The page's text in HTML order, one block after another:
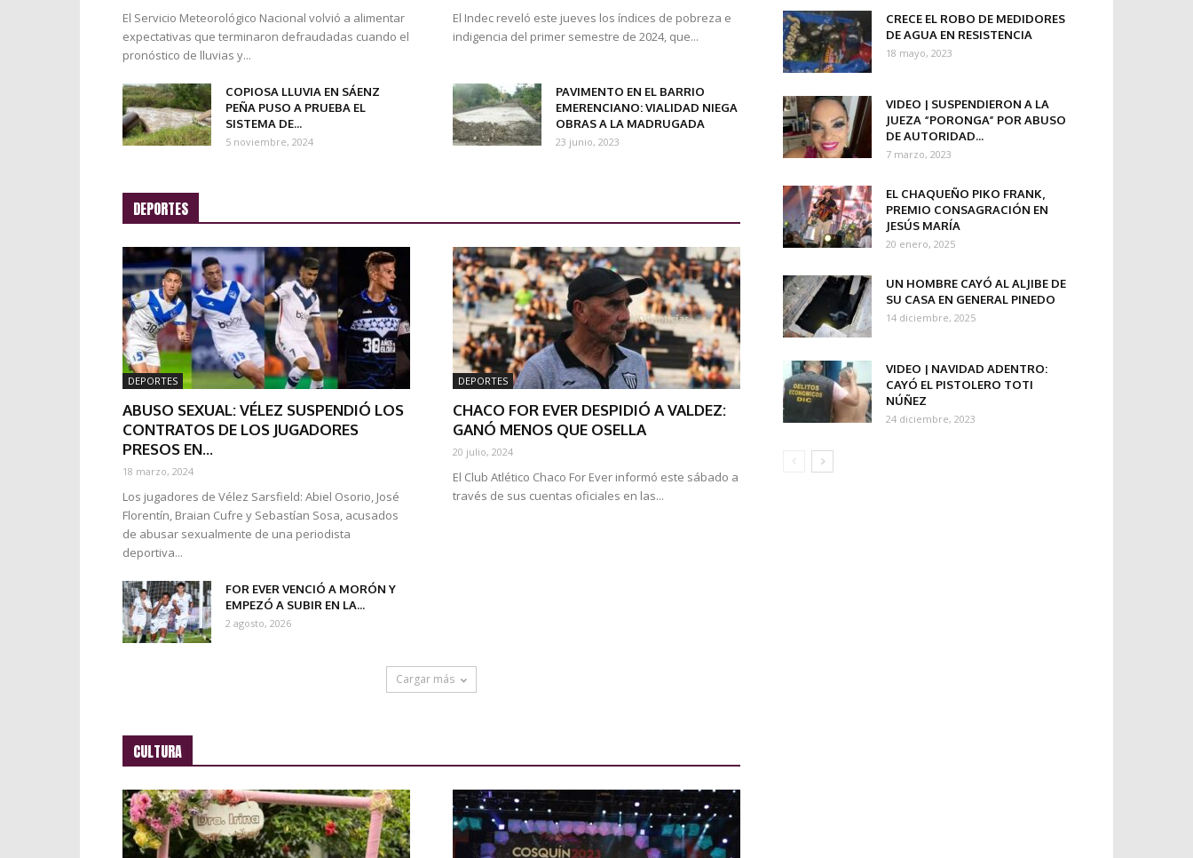
El Servicio Meteorológico Nacional volvió a alimentar
expectativas que terminaron defraudadas cuando el
pronóstico de lluvias y...
El Indec reveló este jueves los índices de pobreza e
indigencia del primer semestre de 2024, que...
COPIOSA LLUVIA EN SÁENZ
PEÑA PUSO A PRUEBA EL
SISTEMA DE...
5 noviembre, 2024
PAVIMENTO EN EL BARRIO
EMERENCIANO: VIALIDAD NIEGA
OBRAS A LA MADRUGADA
23 junio, 2023
DEPORTES
DEPORTES
ABUSO SEXUAL: VÉLEZ SUSPENDIÓ LOS
CONTRATOS DE LOS JUGADORES
PRESOS EN...
18 marzo, 2024
Los jugadores de Vélez Sarsfield: Abiel Osorio, José
Florentín, Braian Cufre y Sebastían Sosa, acusados
de abusar sexualmente de una periodista
deportiva...
DEPORTES
CHACO FOR EVER DESPIDIÓ A VALDEZ:
GANÓ MENOS QUE OSELLA
20 julio, 2024
El Club Atlético Chaco For Ever informó este sábado a
través de sus cuentas oficiales en las...
FOR EVER VENCIÓ A MORÓN Y
EMPEZÓ A SUBIR EN LA...
2 agosto, 2026
Cargar más
CULTURA
CRECE EL ROBO DE MEDIDORES
DE AGUA EN RESISTENCIA
18 mayo, 2023
VIDEO | SUSPENDIERON A LA
JUEZA “PORONGA” POR ABUSO
DE AUTORIDAD...
7 marzo, 2023
EL CHAQUEÑO PIKO FRANK,
PREMIO CONSAGRACIÓN EN
JESÚS MARÍA
20 enero, 2025
UN HOMBRE CAYÓ AL ALJIBE DE
SU CASA EN GENERAL PINEDO
14 diciembre, 2025
VIDEO | NAVIDAD ADENTRO:
CAYÓ EL PISTOLERO TOTI
NÚÑEZ
24 diciembre, 2023